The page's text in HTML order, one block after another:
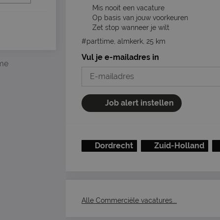
Mis nooit een vacature
Op basis van jouw voorkeuren
Zet stop wanneer je wilt
#parttime, almkerk, 25 km
Vul je e-mailadres in
Job alert instellen
Dordrecht Zuid-Holland
Alle Commerciële vacatures...